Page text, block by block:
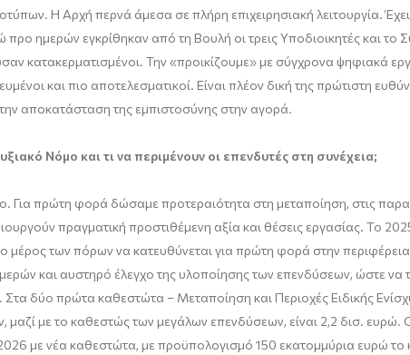
Η Αρχή περνά άμεσα σε πλήρη επιχειρησιακή λειτουργία.
ημερών εγκρίθηκαν από τη Βουλή οι τρεις Υποδιοικητές και το
κατακερματισμένοι. Την «προικίζουμε» με σύγχρονα ψηφιακά
και πιο αποτελεσματικοί. Είναι πλέον δική της πρώτιστη
αποκατάσταση της εμπιστοσύνης στην αγορά.
Νόμο και τι να περιμένουν οι επενδυτές στη συνέχεια;
πρώτη φορά δώσαμε προτεραιότητα στη μεταποίηση, στις
πραγματική προστιθέμενη αξία και θέσεις εργασίας. Το
μέρος των πόρων να κατευθύνεται για πρώτη φορά στην
και αυστηρό έλεγχο της υλοποίησης των επενδύσεων, ώστε να
δύο πρώτα καθεστώτα – Μεταποίηση και Περιοχές Ειδικής
με το καθεστώς των μεγάλων επενδύσεων, είναι 2,2 δισ. ευρώ.
με νέα καθεστώτα, με προϋπολογισμό 150 εκατομμύρια ευρώ